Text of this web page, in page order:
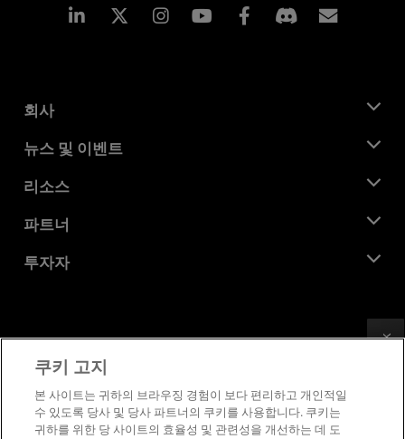
Linkedin Instagram Facebook
회사
AMD 소개
기업의 사회적 책임
채용
문의하기
뉴스 및 이벤트
뉴스룸
미디어 라이브러리
리소스
개발자 센트럴
사례 연구
파트너
AMD 파트너 허브
투자자
이사위원회
거버넌스 문서
SEC 신고서
상표
공급망 투명성
공정 및 공개 경쟁
쿠키 고지
본 사이트는 귀하의 브라우징 경험이 보다 편리하고 개인적일
수 있도록 당사 및 당사 파트너의 쿠키를 사용합니다. 쿠키는
귀하를 위한 당 사이트의 효율성 및 관련성을 개선하는 데 도